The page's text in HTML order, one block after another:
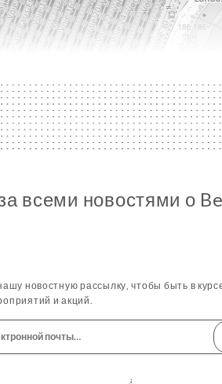
всеми новостями о
новостную рассылку, чтобы быть в
и акций.